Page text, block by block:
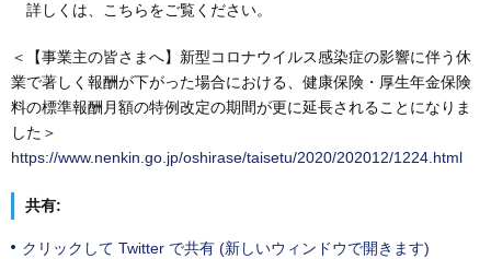
詳しくは、こちらをご覧ください。
＜【事業主の皆さまへ】新型コロナウイルス感染症の影響に伴う休
業で著しく報酬が下がった場合における、健康保険・厚生年金保険
料の標準報酬月額の特例改定の期間が更に延長されることになりま
した＞
https://www.nenkin.go.jp/oshirase/taisetu/2020/202012/1224.html
共有:
クリックして Twitter で共有 (新しいウィンドウで開きます)